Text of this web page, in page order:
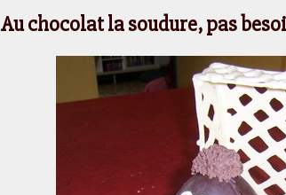
Au chocolat la soudure, pas